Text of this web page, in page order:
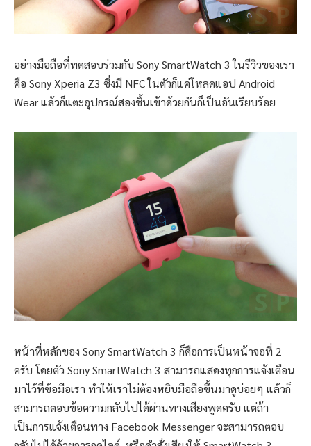
อย่างมือถือที่ทดสอบร่วมกับ Sony SmartWatch 3 ในรีวิวของเรา
คือ Sony Xperia Z3 ซึ่งมี NFC ในตัวก็แค่โหลดแอป Android
Wear แล้วก็แตะอุปกรณ์สองชิ้นเข้าด้วยกันก็เป็นอันเรียบร้อย
หน้าที่หลักของ Sony SmartWatch 3 ก็คือการเป็นหน้าจอที่ 2
ครับ โดยตัว Sony SmartWatch 3 สามารถแสดงทุกการแจ้งเตือน
มาไว้ที่ข้อมือเรา ทำให้เราไม่ต้องหยิบมือถือขึ้นมาดูบ่อยๆ แล้วก็
สามารถตอบข้อความกลับไปได้ผ่านทางเสียงพูดครับ แต่ถ้า
เป็นการแจ้งเตือนทาง Facebook Messenger จะสามารถตอบ